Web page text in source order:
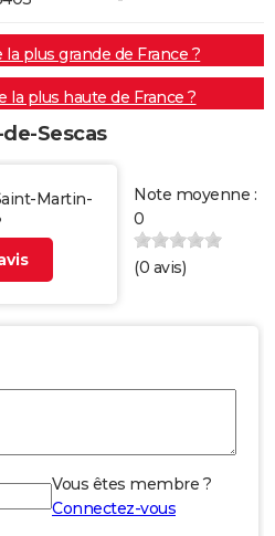
plus grande de France ?
la plus haute de France ?
Sescas
Martin-
Note moyenne :
0
(0 avis)
Vous êtes membre ?
Connectez-vous